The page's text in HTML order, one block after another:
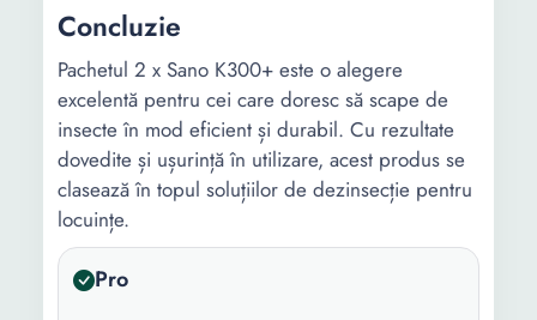
Concluzie
Pachetul 2 x Sano K300+ este o alegere
excelentă pentru cei care doresc să scape de
insecte în mod eficient și durabil. Cu rezultate
dovedite și ușurință în utilizare, acest produs se
clasează în topul soluțiilor de dezinsecție pentru
locuințe.
Pro